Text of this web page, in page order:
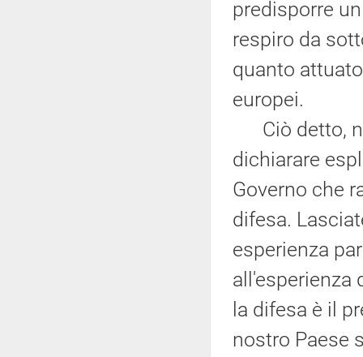
predisporre
respiro da
quanto
europei.
Ciò detto,
dichiarare
Governo che
difesa.
esperienza
all'esperienza
la difesa è il
nostro Paese